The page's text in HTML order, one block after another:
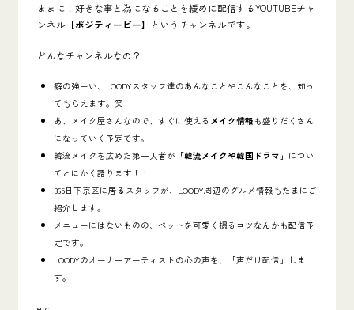
ままに！好きな事と為になることを緩めに配信するYOUTUBEチャ
ンネル 【ポジティービー】 というチャンネルです。
どんなチャンネルなの？
癖の強ーい、LOODYスタッフ達のあんなことやこんなことを、知っ
てもらえます。笑
あ、メイク屋さんなので、すぐに使える メイク情報 も盛りだくさん
になっていく予定です。
韓流メイクを広めた第一人者が 「韓流メイクや韓国ドラマ」 につい
てとにかく語ります！！
365日下京区に居るスタッフが、LOODY周辺のグルメ情報もたまにご
紹介します。
メニューにはないものの、ペットを可愛く撮るコツなんかも配信予
定です。
LOODYのオーナーアーティストの心の声を、「声だけ配信」しま
す。